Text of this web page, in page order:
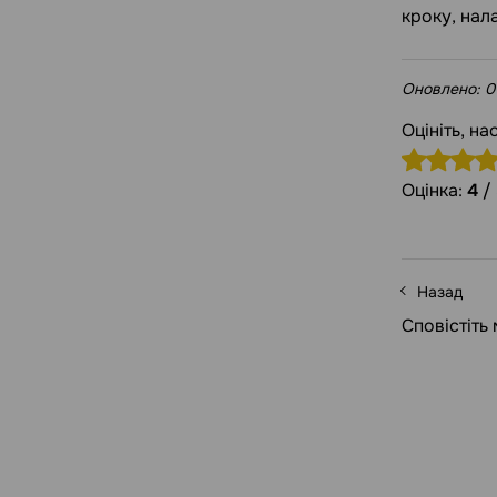
кроку,
Оновлено:
Оцініть,
Оцінка: 4 /
Назад